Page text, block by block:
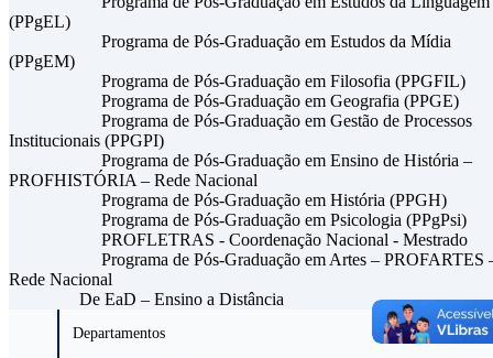
(PPgEL)
Programa de Pós-Graduação em Estudos da Mídia
(PPgEM)
Programa de Pós-Graduação em Filosofia (PPGFIL)
Programa de Pós-Graduação em Geografia (PPGE)
Programa de Pós-Graduação em Gestão de Processos
Institucionais (PPGPI)
Programa de Pós-Graduação em Ensino de História –
PROFHISTÓRIA – Rede Nacional
Programa de Pós-Graduação em História (PPGH)
Programa de Pós-Graduação em Psicologia (PPgPsi)
PROFLETRAS - Coordenação Nacional - Mestrado
Programa de Pós-Graduação em Artes – PROFARTES
Rede Nacional
De EaD – Ensino a Distância
Departamentos